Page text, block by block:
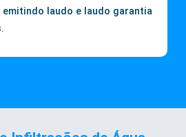
emitindo laudo e laudo garantia